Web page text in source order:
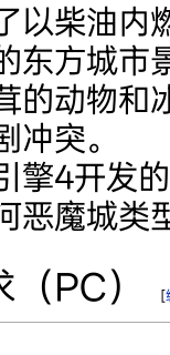
以柴油内
东方城市
的动物和
冲突。
擎4开发
恶魔城类
PC） [